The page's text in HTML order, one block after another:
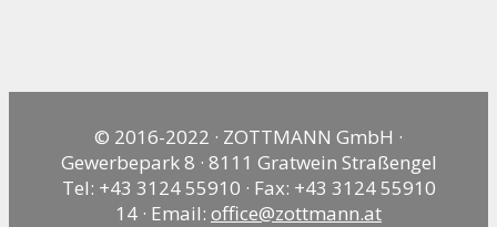
© 2016-2022 · ZOTTMANN GmbH ·
Gewerbepark 8 · 8111 Gratwein Straßengel
Tel: +43 3124 55910 · Fax: +43 3124 55910
14 · Email: office@zottmann.at